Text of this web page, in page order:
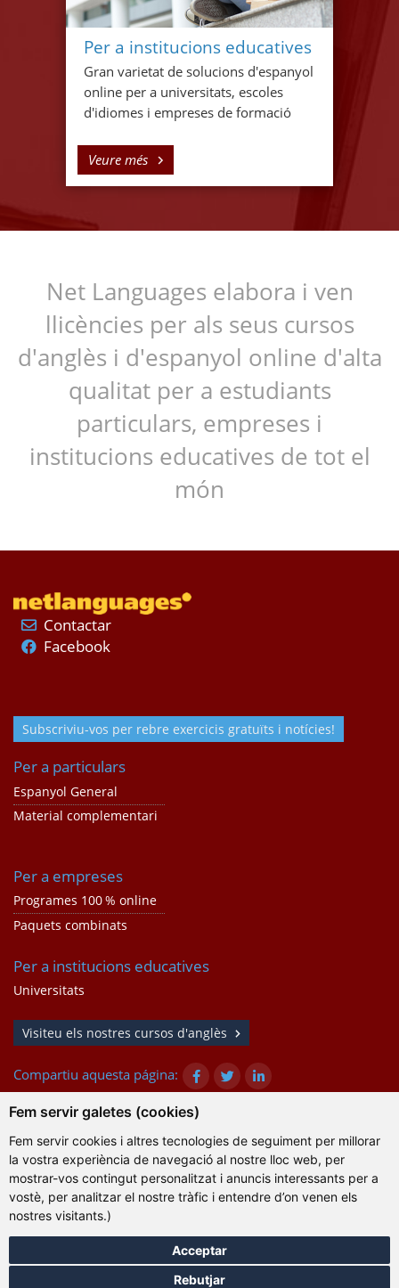
Fem servir galetes (cookies)
Fem servir cookies i altres tecnologies de seguiment per millorar
la vostra experiència de navegació al nostre lloc web, per
mostrar-vos contingut personalitzat i anuncis interessants per a
vostè, per analitzar el nostre tràfic i entendre d’on venen els
nostres visitants.)
Acceptar
Rebutjar
Per a institucions educatives
Gran varietat de solucions d'espanyol
online per a universitats, escoles
d'idiomes i empreses de formació
Veure més
Net Languages elabora i ven
llicències per als seus cursos
d'anglès i d'espanyol online d'alta
qualitat per a estudiants
particulars, empreses i
institucions educatives de tot el
món
Contactar
Facebook
Subscriviu-vos per rebre exercicis gratuïts i notícies!
Per a particulars
Espanyol General
Material complementari
Per a empreses
Programes 100 % online
Paquets combinats
Per a institucions educatives
Universitats
Visiteu els nostres cursos d'anglès
Compartiu aquesta página:
© Gazanta Project 2026
Condicions d'ús| Política de privacitat Cookies |
Informació tècnica